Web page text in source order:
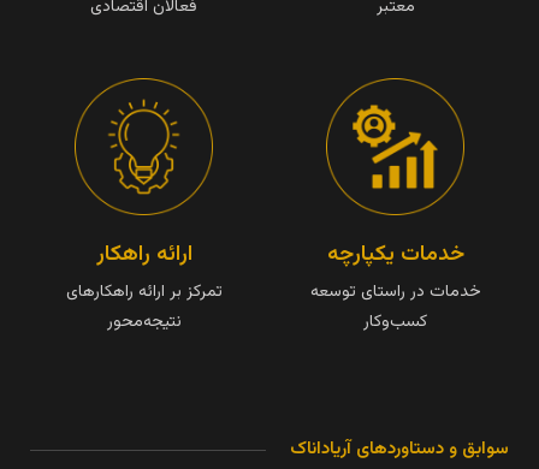
معتبر
فعالان اقتصادی
خدمات یکپارچه
خدمات در راستای توسعه
کسب‌وکار
ارائه راهکار
تمرکز بر ارائه راهکارهای
نتیجه‌محور
سوابق و دستاوردهای آریاداناک